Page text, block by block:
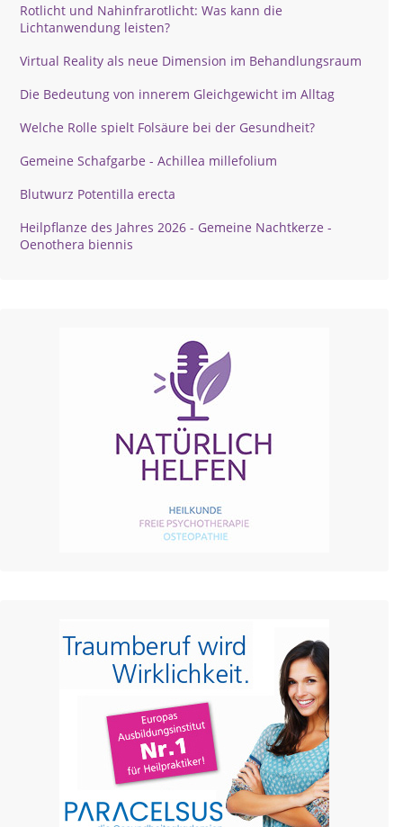
Rotlicht und Nahinfrarotlicht: Was kann die
Lichtanwendung leisten?
Virtual Reality als neue Dimension im Behandlungsraum
Die Bedeutung von innerem Gleichgewicht im Alltag
Welche Rolle spielt Folsäure bei der Gesundheit?
Gemeine Schafgarbe - Achillea millefolium
Blutwurz Potentilla erecta
Heilpflanze des Jahres 2026 - Gemeine Nachtkerze -
Oenothera biennis